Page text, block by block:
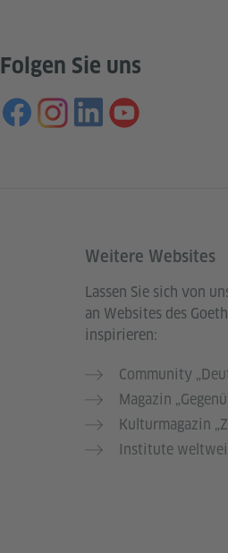
Folgen Sie uns
Weitere Websites
Lassen Sie sich von
an Websites des
inspirieren:
Community
Magazin
Kulturmagazin
Institute